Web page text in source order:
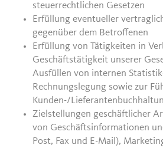
steuerrechtlichen Gesetzen
Erfüllung eventueller
gegenüber dem Betroffenen
Erfüllung von Tätigkeiten in
Geschäftstätigkeit unserer
Ausfüllen von internen
Rechnungslegung sowie zur
Kunden-/
Zielstellungen geschäftlicher
von Geschäftsinformationen
Post, Fax und E-Mail),